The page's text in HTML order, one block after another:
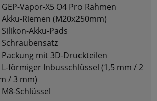
GEP-Vapor-X5 O4 Pro Rahmen
Riemen (M20x250mm)
Akku-Pads
Schraubensatz
Packung mit 3D-Druckteilen
L-förmiger Inbusschlüssel (1,5 mm / 2
/ 3 mm)
M8-Schlüssel